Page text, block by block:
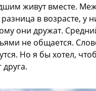
живут вместе.
в возрасте, у
они дружат.
не общается.
Но я бы хотел,